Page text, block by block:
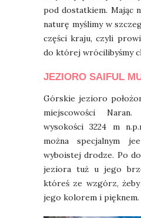
pod dostatkiem. Mając
naturę myślimy w
części kraju, czyli
do której wrócilibyśmy
JEZIORO SAIFUL
Górskie jezioro
miejscowości
wysokości 3224 m
można specjalnym
wyboistej drodze. Po
jeziora tuż u jego
któreś ze wzgórz,
jego kolorem i pięknem.